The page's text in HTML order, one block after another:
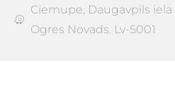
Ciemupe, Daugavpils iela
Ogres Novads. Lv-5001